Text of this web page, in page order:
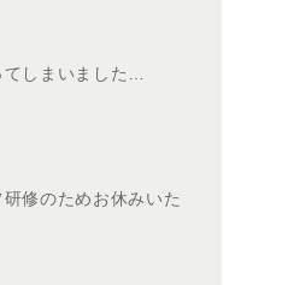
てしまいました…
修のためお休みいた